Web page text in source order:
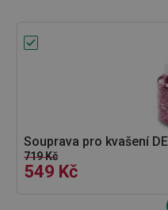
Souprava pro kvašení
719 Kč
549 Kč